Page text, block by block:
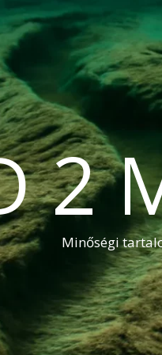
2
Minőségi